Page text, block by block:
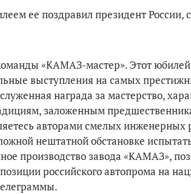
ее поздравил президент России,
«КАМАЗ-мастер». Этот
выступления на самых
награда за мастерство,
заложенным
авторами смелых инженерных
нештатной обстановке
производство завода «КАМАЗ»,
российского автопрома на